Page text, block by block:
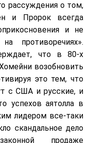
рассуждения о том,
и Пророк всегда
и не
противоречиях».
что в 80-х
возобновить
это тем, что
с США и русские, и
успехов аятолла в
лидером все-таки
скандальное дело
продаже